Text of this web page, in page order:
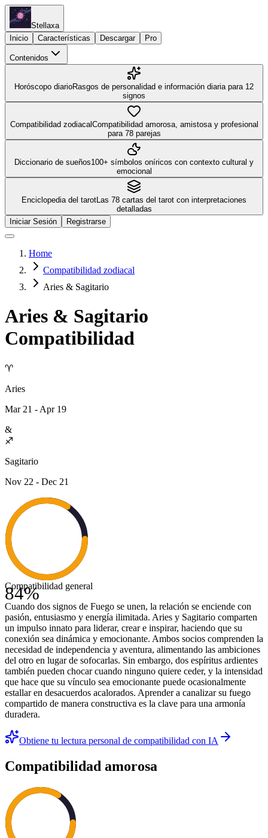
Stellaxa
Inicio
Características Descargar Pro
Contenidos
Horóscopo diarioRasgos de personalidad e información diaria para 12
signos
Compatibilidad zodiacalCompatibilidad amorosa, amistosa y profesional
para 78 parejas
Diccionario de sueños100+ símbolos oníricos con contexto cultural y
emocional
Enciclopedia del tarotLas 78 cartas del tarot con interpretaciones
detalladas
Iniciar Sesión
Registrarse
Home
Compatibilidad zodiacal
Aries & Sagitario
Aries & Sagitario
Compatibilidad
♈
Aries
Mar 21 - Apr 19
&
♐
Sagitario
Nov 22 - Dec 21
84%
Compatibilidad general
Cuando dos signos de Fuego se unen, la relación se enciende con
pasión, entusiasmo y energía ilimitada. Aries y Sagitario comparten
un impulso innato para liderar, crear e inspirar, haciendo que su
conexión sea dinámica y emocionante. Ambos socios comprenden la
necesidad de independencia y aventura, alimentando las ambiciones
del otro en lugar de sofocarlas. Sin embargo, dos espíritus ardientes
también pueden chocar cuando ninguno quiere ceder, y la intensidad
que hace que su vínculo sea emocionante puede ocasionalmente
estallar en desacuerdos acalorados. Aprender a canalizar su fuego
compartido de manera constructiva es la clave para una armonía
duradera.
Obtiene tu lectura personal de compatibilidad con IA
Compatibilidad amorosa